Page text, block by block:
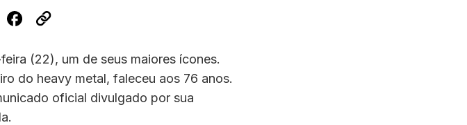
(22), um de seus maiores ícones.
do heavy metal, faleceu aos 76 anos.
oficial divulgado por sua